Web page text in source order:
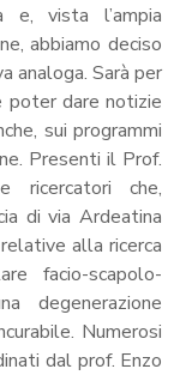
e, vista l’ampia
abbiamo deciso
analoga. Sarà per
poter dare notizie
sui programmi
Presenti il Prof.
che,
di via Ardeatina
alla ricerca
facio-scapolo-
degenerazione
Numerosi
dal prof. Enzo